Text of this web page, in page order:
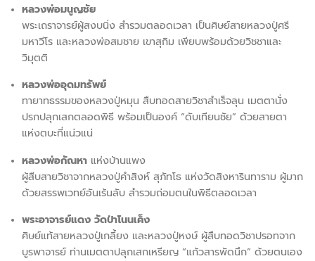
หลวงพ่อมนูญชัย
พระเถราจารย์ผู้สงบนิ่ง สำรวมตลอดเวลา เป็นศิษย์สายหลวงปู่ศรี
มหาวีโร และหลวงพ่อสมชาย เขาสุกิม เพียบพร้อมด้วยวิชชาและ
วิมุตติ
หลวงพ่ออุดมทรัพย์
ทายาทธรรมของหลวงปู่หมุน สืบทอดสายวิชาสำเร็จลุน เมตตานั่ง
ปรกปลุกเสกตลอดพิธี พร้อมเป็นองค์ “ดับเทียนชัย” ด้วยสายตา
แห่งตบะที่แน่วแน่
หลวงพ่อกัณหาแห่งบ้านแพง
ผู้สืบสายวิชาจากหลวงปู่คำสิงห์ สุภัทโธ แห่งวัดสิงหารินทาราม ผู้มาก
ด้วยสรรพเวทย์อันเร้นลับ สำรวมถ่อมตนในพิธีตลอดเวลา
พระอาจารย์แดง วัดป่าโนนเค็ง
ศิษย์แท้สายหลวงปู่เกลี้ยง และหลวงปู่หงษ์ ผู้สืบทอดวิชาปรอทจาก
บูรพาจารย์ ท่านเมตตาปลุกเสกเหรียญ “แก้วสารพัดนึก” ด้วยตนเอง